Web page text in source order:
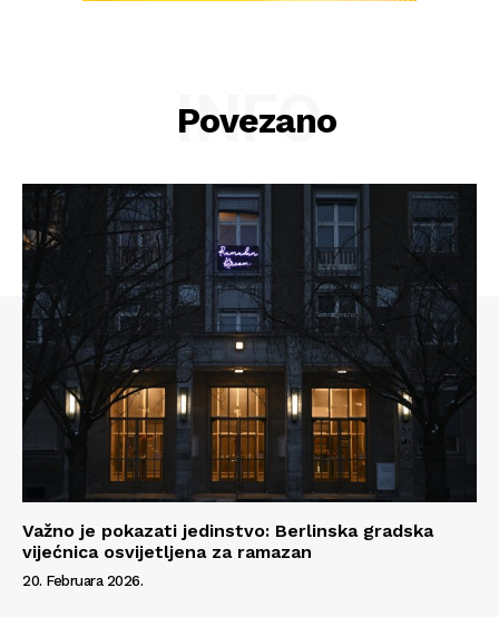
O nama
Kontakt
Povezano
INFO
Važno je pokazati jedinstvo: Berlinska gradska
vijećnica osvijetljena za ramazan
20. Februara 2026.